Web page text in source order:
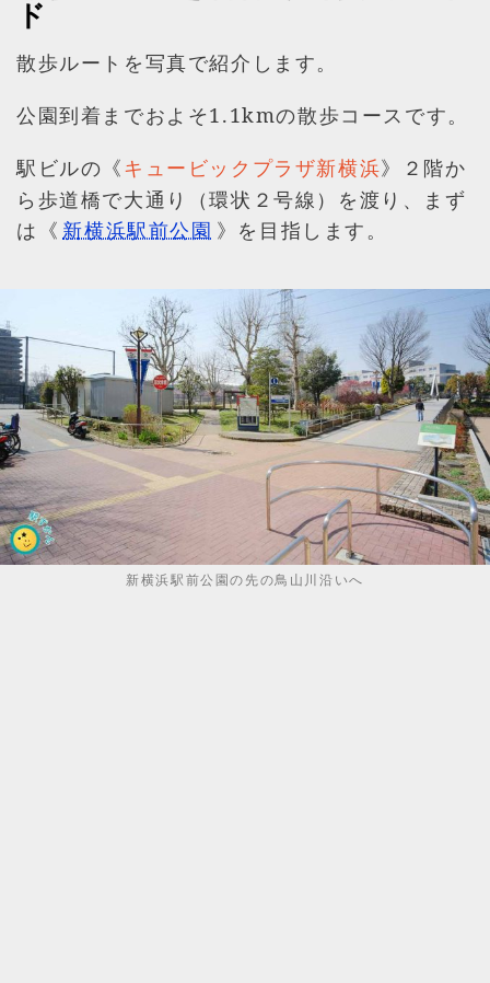
ド
散歩ルートを写真で紹介します。
公園到着までおよそ1.1kmの散歩コースです。
駅ビルの《 キュービックプラザ新横浜》２階か
ら歩道橋で大通り（環状２号線）を渡り、まず
は《 新横浜駅前公園 》を目指します。
新横浜駅前公園の先の鳥山川沿いへ